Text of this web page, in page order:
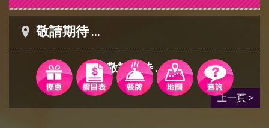
敬請期待 ...
敬請期待 ...
上一頁 >